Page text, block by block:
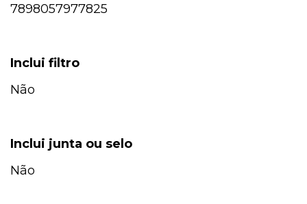
7898057977825
Inclui filtro
Não
Inclui junta ou selo
Não